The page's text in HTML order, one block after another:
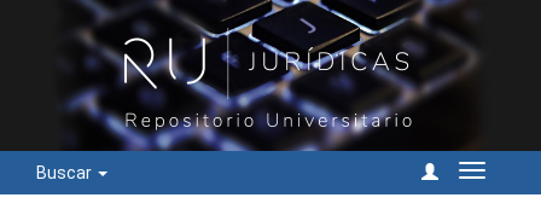
Buscar
Cambiar